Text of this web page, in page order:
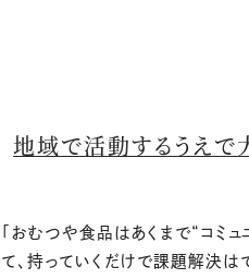
地域で活動するうえで
「おむつや食品はあくまで“コミ
て、持っていくだけで課題解決は